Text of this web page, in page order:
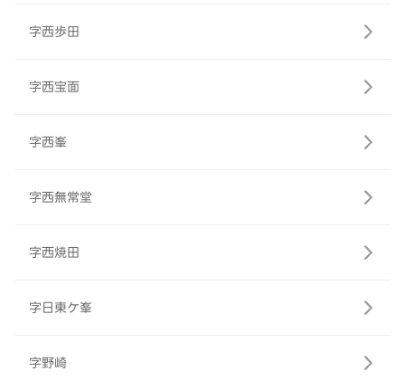
字西歩田
字西宝面
字西峯
字西無常堂
字西焼田
字日東ケ峯
字野崎